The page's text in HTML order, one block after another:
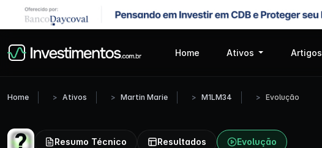
Home Ativos Artigos
Home Ativos Martin Marie M1LM34 Evolução
Resumo Técnico Resultados Evolução